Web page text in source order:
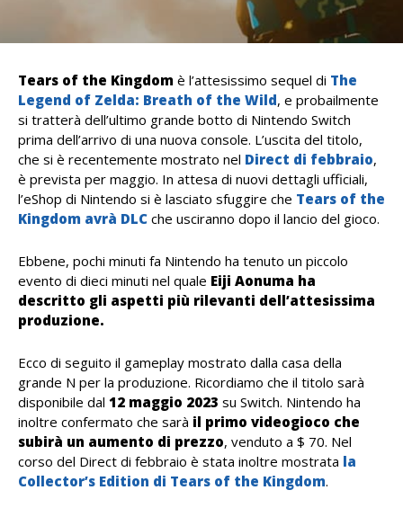
Tears of the Kingdom è l’attesissimo sequel di The
Legend of Zelda: Breath of the Wild, e probailmente
si tratterà dell’ultimo grande botto di Nintendo Switch
prima dell’arrivo di una nuova console. L’uscita del titolo,
che si è recentemente mostrato nel Direct di febbraio,
è prevista per maggio. In attesa di nuovi dettagli ufficiali,
l’eShop di Nintendo si è lasciato sfuggire che Tears of the
Kingdom avrà DLC che usciranno dopo il lancio del gioco.
Ebbene, pochi minuti fa Nintendo ha tenuto un piccolo
evento di dieci minuti nel quale Eiji Aonuma ha
descritto gli aspetti più rilevanti dell’attesissima
produzione.
Ecco di seguito il gameplay mostrato dalla casa della
grande N per la produzione. Ricordiamo che il titolo sarà
disponibile dal 12 maggio 2023 su Switch. Nintendo ha
inoltre confermato che sarà il primo videogioco che
subirà un aumento di prezzo, venduto a $ 70. Nel
corso del Direct di febbraio è stata inoltre mostrata la
Collector’s Edition di Tears of the Kingdom.